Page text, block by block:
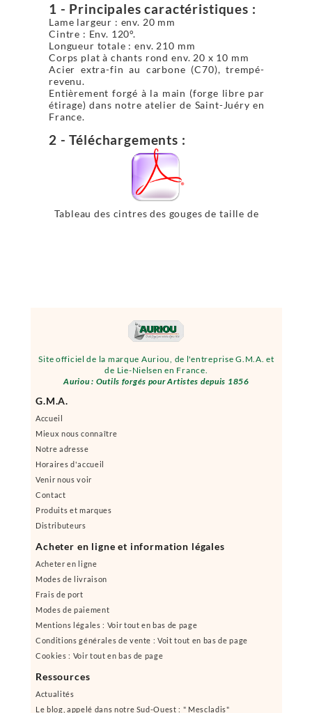
Site officiel de la marque Auriou, de l'entreprise G.M.A. et
de Lie-Nielsen en France.
Auriou : Outils forgés pour Artistes depuis 1856
G.M.A.
Accueil
Mieux nous connaître
Notre adresse
Horaires d'accueil
Venir nous voir
Contact
Produits et marques
Distributeurs
Acheter en ligne et information légales
Acheter en ligne
Modes de livraison
Frais de port
Modes de paiement
Mentions légales : Voir tout en bas de page
Conditions générales de vente : Voit tout en bas de page
Cookies : Voir tout en bas de page
Ressources
Actualités
Le blog, appelé dans notre Sud-Ouest : " Mescladis"
1 - Principales caractéristiques :
Lame largeur : env. 20 mm
Cintre : Env. 120°.
Longueur totale : env. 210 mm
Corps plat à chants rond env. 20 x 10 mm
Acier extra-fin au carbone (C70), trempé-
revenu.
Entièrement forgé à la main (forge libre par
étirage) dans notre atelier de Saint-Juéry en
France.
2 - Téléchargements :
Tableau des cintres des gouges de taille de